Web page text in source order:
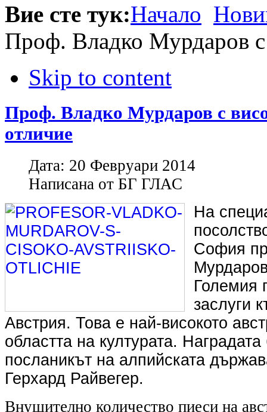
Вие сте тук:Начало
Проф. Владко Мурдаров с
Skip to content
Проф. Владко Мурдаров с
отличие
Дата: 20 Февруари 2014
Написана от БГ ГЛАС
На
София
Големия
заслуги
Австрия. Това е най-високото
областта на културата.
посланикът на алпийската
Герхард Райвегер.
Внушително количество пиеси на